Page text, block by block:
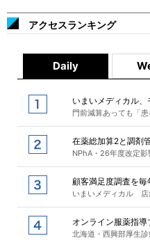
アクセスランキング
Daily
いまいメディカル
門前減算あっても「
在薬総加算2と調剤
NPhA・26年度改定
顧客満足度調査を毎
いまいメディカル 店
オンライン服薬指
北海道・西興部厚生